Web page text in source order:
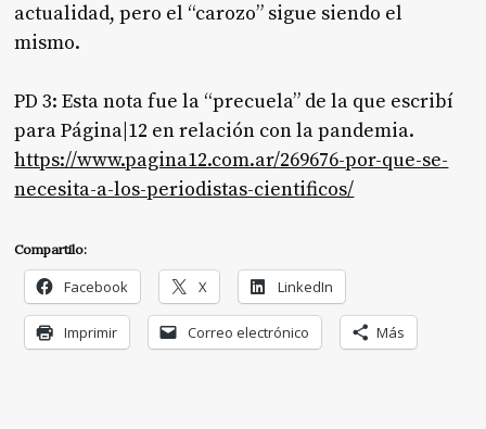
actualidad, pero el “carozo” sigue siendo el
mismo.
PD 3: Esta nota fue la “precuela” de la que escribí
para Página|12 en relación con la pandemia.
https://www.pagina12.com.ar/269676-por-que-se-
necesita-a-los-periodistas-cientificos/
Compartilo:
Facebook X LinkedIn
Imprimir Correo electrónico Más